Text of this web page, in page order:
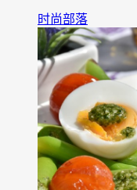
时尚部落